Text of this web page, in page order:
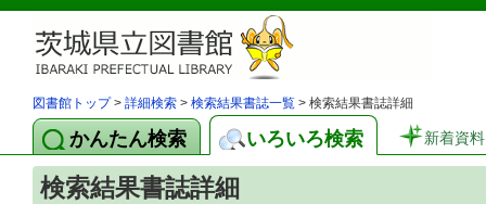
図書館トップ> 詳細検索 > 検索結果書誌一覧 > 検索結果書誌詳細
かんたん検索 いろいろ検索 新着資料
検索結果書誌詳細